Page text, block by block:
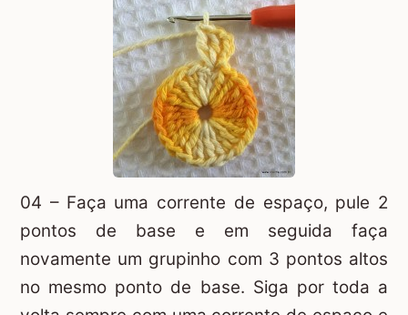
04 – Faça uma corrente de espaço, pule 2
pontos de base e em seguida faça
novamente um grupinho com 3 pontos altos
no mesmo ponto de base. Siga por toda a